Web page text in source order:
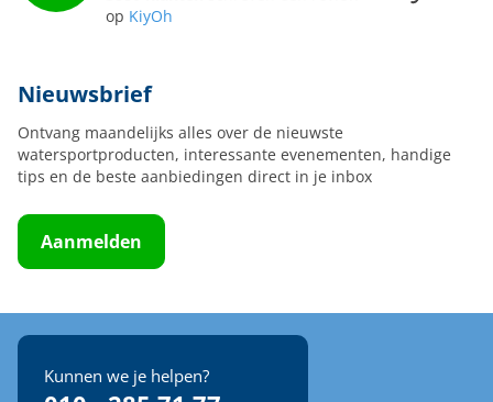
op KiyOh
Nieuwsbrief
Ontvang maandelijks alles over de nieuwste
watersportproducten, interessante evenementen, handige
tips en de beste aanbiedingen direct in je inbox
Aanmelden
Kunnen we je helpen?